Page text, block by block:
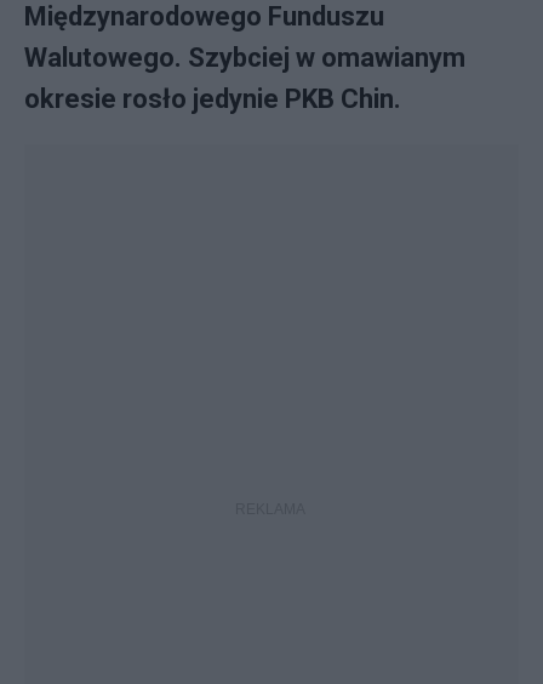
Międzynarodowego Funduszu
Walutowego. Szybciej w omawianym
okresie rosło jedynie PKB Chin.